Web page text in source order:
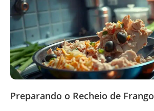
Preparando o Recheio de Frango